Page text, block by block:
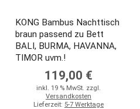
KONG Bambus Nachttisch
braun passend zu Bett
BALI, BURMA, HAVANNA,
TIMOR uvm.!
119,00 €
inkl. 19 % MwSt. zzgl.
Versandkosten
Lieferzeit: 5-7 Werktage